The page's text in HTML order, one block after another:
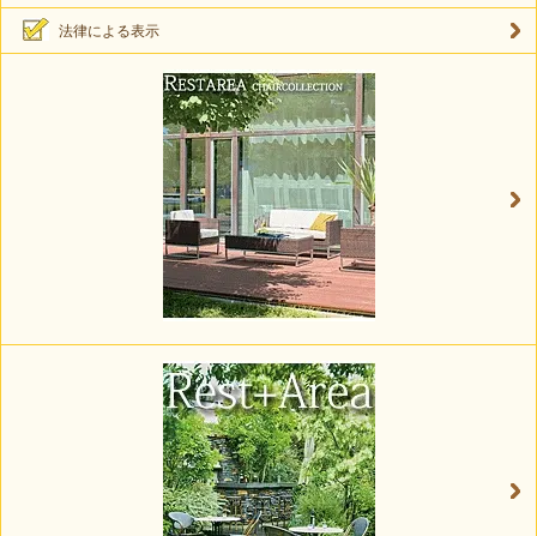
法律による表示